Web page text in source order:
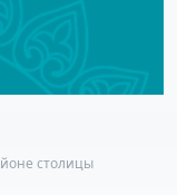
столицы